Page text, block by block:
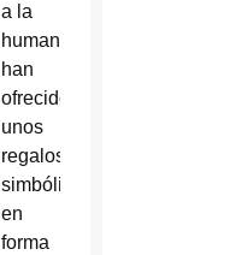
a la
humanidad,
han
ofrecido
unos
regalos
simbólicos
en
forma